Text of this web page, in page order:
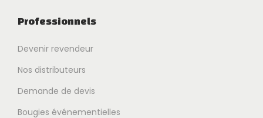
Professionnels
Devenir revendeur
Nos distributeurs
Demande de devis
Bougies événementielles